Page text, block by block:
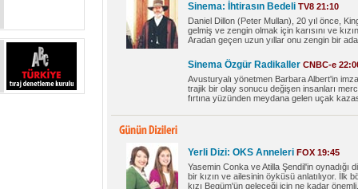
Sinema: İhtirasın Bedeli TV8 21:10
Daniel Dillon (Peter Mullan), 20 yıl önce,
gelmiş ve zengin olmak için karısını ve
Aradan geçen uzun yıllar onu zengin bir
Sinema Özgür Radikaller CNBC-e
Avusturyalı yönetmen Barbara Albert'in
trajik bir olay sonucu değişen insanları
fırtına yüzünden meydana gelen uçak
Yerli Dizi: OKS Anneleri FOX 19:45
Yasemin Conka ve Atilla Şendil'in oynadığı
bir kızın ve ailesinin öyküsü anlatılıyor. İlk
kızı Begüm'ün geleceği için ne kadar